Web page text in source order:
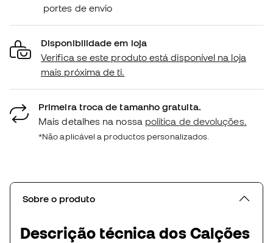
portes de envio
Disponibilidade em loja
Verifica se este produto está disponível na loja
mais próxima de ti.
Primeira troca de tamanho gratuita.
Mais detalhes na nossa política de devoluções.
*Não aplicável a productos personalizados.
Sobre o produto
Descrição técnica dos Calções